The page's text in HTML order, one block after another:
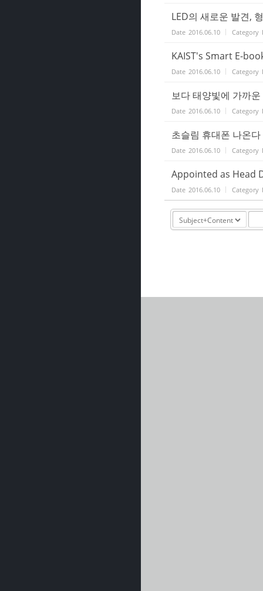
LED의 새로운 발견,
Date 2016.06.10 Category
KAIST's Smart E-
Date 2016.06.10 Category
보다 태양빛에 가까
Date 2016.06.10 Category
초슬림 휴대폰 나온
Date 2016.06.10 Category
Appointed as Head
Date 2016.06.10 Category